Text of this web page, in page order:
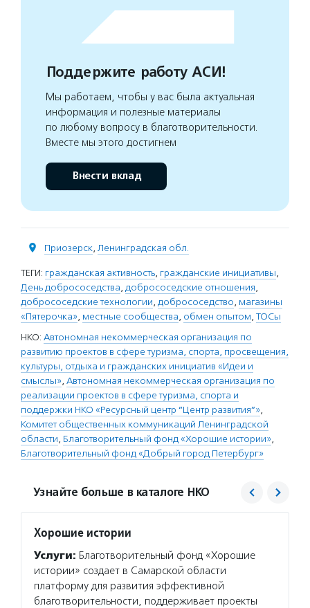
Поддержите работу АСИ!
Мы работаем, чтобы у вас была актуальная
информация и полезные материалы
по любому вопросу в благотворительности.
Вместе мы этого достигнем
Внести вклад
Приозерск, Ленинградская обл.
ТЕГИ: гражданская активность, гражданские инициативы,
День добрососедства, добрососедские отношения,
добрососедские технологии, добрососедство, магазины
«Пятерочка», местные сообщества, обмен опытом, ТОСы
НКО: Автономная некоммерческая организация по
развитию проектов в сфере туризма, спорта, просвещения,
культуры, отдыха и гражданских инициатив «Идеи и
смыслы», Автономная некоммерческая организация по
реализации проектов в сфере туризма, спорта и
поддержки НКО «Ресурсный центр “Центр развития”»,
Комитет общественных коммуникаций Ленинградской
области, Благотворительный фонд «Хорошие истории»,
Благотворительный фонд «Добрый город Петербург»
Узнайте больше в каталоге НКО
Хорошие истории
Услуги: Благотворительный фонд «Хорошие
истории» создает в Самарской области
платформу для развития эффективной
благотворительности, поддерживает проекты